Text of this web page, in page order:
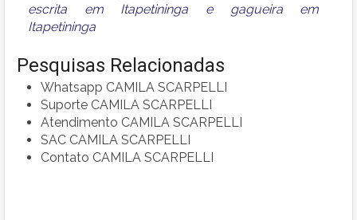
escrita em Itapetininga e gagueira em
Itapetininga
Pesquisas Relacionadas
Whatsapp CAMILA SCARPELLI
Suporte CAMILA SCARPELLI
Atendimento CAMILA SCARPELLI
SAC CAMILA SCARPELLI
Contato CAMILA SCARPELLI